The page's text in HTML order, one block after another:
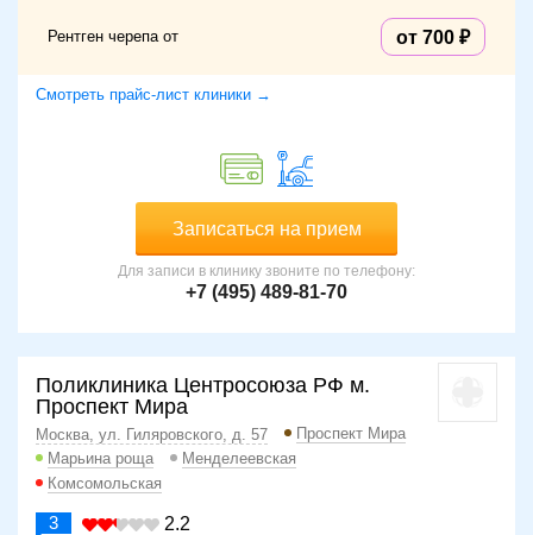
Рентген черепа от от 700
Смотреть прайс-лист клиники →
Записаться на прием
Для записи в клинику звоните по телефону:
+7 (495) 489-81-70
Поликлиника Центросоюза РФ м.
Проспект Мира
Москва, ул. Гиляровского, д. 57
Проспект Мира
Марьина роща
Менделеевская
Комсомольская
3 2.2